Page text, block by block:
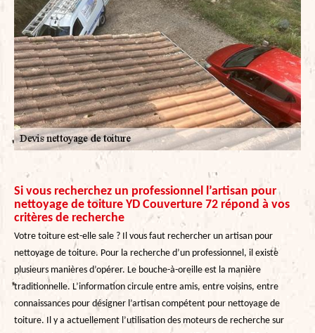
Si vous recherchez un professionnel l’artisan pour
nettoyage de toiture YD Couverture 72 répond à vos
critères de recherche
Votre toiture est-elle sale ? Il vous faut rechercher un artisan pour
nettoyage de toiture. Pour la recherche d’un professionnel, il existe
plusieurs manières d’opérer. Le bouche-à-oreille est la manière
traditionnelle. L’information circule entre amis, entre voisins, entre
connaissances pour désigner l’artisan compétent pour nettoyage de
toiture. Il y a actuellement l’utilisation des moteurs de recherche sur